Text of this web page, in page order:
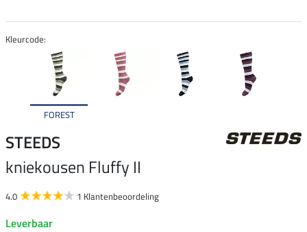
Kleurcode:
FOREST
STEEDS
kniekousen Fluffy II
4.0 1 Klantenbeoordeling
Leverbaar